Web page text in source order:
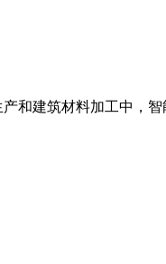
和建筑材料加工中，